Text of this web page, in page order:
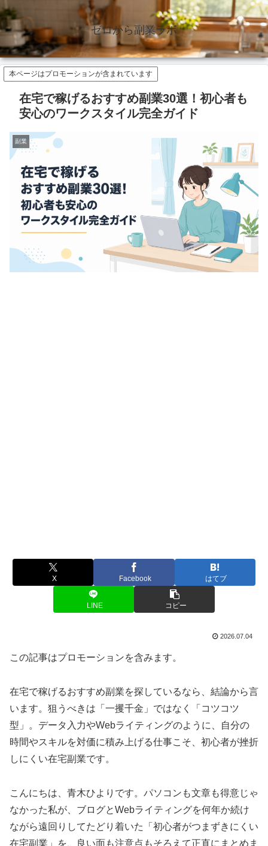
ゼロから副業ラボ
本ページはプロモーションが含まれています
在宅で稼げるおすすめ副業30選！初心者も
安心のワークスタイル完全ガイド
副業
X Facebook はてブ
LINE コピー
2026.07.04
この記事はプロモーションを含みます。
在宅で稼げるおすすめ副業を探しているなら、結論から言
います。狙うべきは「一攫千金」ではなく「コツコツ
型」。データ入力やWebライティングのように、自分の
時間やスキルを対価に積み上げる仕事こそ、初心者が挫折
しにくい在宅副業です。
こんにちは、青木ひよりです。パソコンも文章も得意じゃ
なかった私が、ブログとWebライティングを何年か続け
ながら遠回りしてたどり着いた「初心者がつまずきにくい
在宅副業」を、良い面も注意点もそろえて正直にまとめま